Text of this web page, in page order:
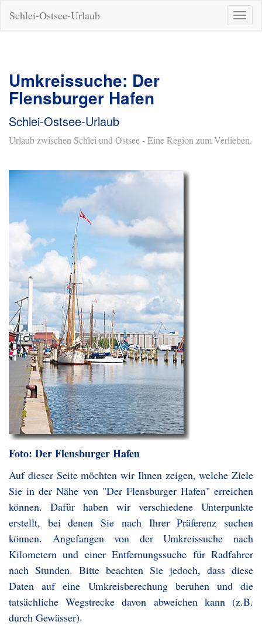
ein-/
Schlei-Ostsee-Urlaub
Umkreissuche: Der
Flensburger Hafen
Schlei-Ostsee-Urlaub
Urlaub zwischen Schlei und Ostsee - Eine Region zum Verlieben.
Foto: Der Flensburger Hafen
Auf dieser Seite möchten wir Ihnen zeigen, welche Ziele
Sie in der Nähe von "Der Flensburger Hafen" erreichen
können. Dafür haben wir verschiedene Unterpunkte
erstellt, bei denen Sie nach Ihrer Präferenz suchen
können. Angefangen von der Umkreissuche nach
Kilometern und einer Entfernungssuche für Radfahrer
nach Stunden. Bitte beachten Sie jedoch, dass diese
Daten auf eine Umkreisberechung beruhen und die
tatsächliche Wegstrecke davon abweichen kann (z.B.
durch Gewässer).